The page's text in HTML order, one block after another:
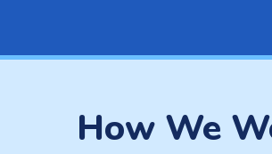
How We